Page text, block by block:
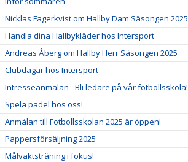
Nicklas Fagerkvist om Hallby Dam Säsongen 2025
Handla dina Hallbykläder hos Intersport
Andreas Åberg om Hallby Herr Säsongen 2025
Clubdagar hos Intersport
Intresseanmälan - Bli ledare på vår fotbollsskola!
Spela padel hos oss!
Anmälan till Fotbollsskolan 2025 är öppen!
Pappersförsäljning 2025
Målvaktsträning i fokus!